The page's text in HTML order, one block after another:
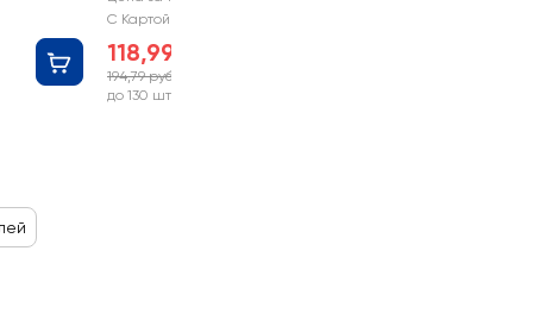
С Картой №1
118,99 руб
194,79 руб
до 130 шт